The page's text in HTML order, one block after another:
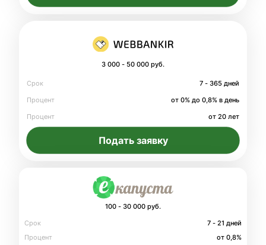
3 000 - 50 000 руб.
Срок
7 - 365 дней
Процент
от 0% до 0,8% в день
Процент
от 20 лет
Подать заявку
100 - 30 000 руб.
Срок
7 - 21 дней
Процент
от 0,8%